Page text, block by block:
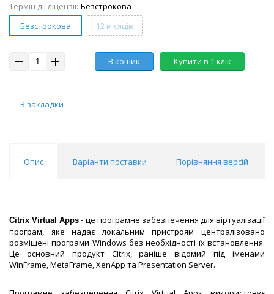
Термін дії ліцензії: Безстрокова
Безстрокова
12 місяців
В кошик Купити в 1 клік
В закладки
Опис Варіанти поставки Порівняння версій
Citrix Virtual Apps - це програмне забезпечення для віртуалізації
програм, яке надає локальним пристроям централізовано
розміщені програми Windows без необхідності їх встановлення.
Це основний продукт Citrix, раніше відомий під іменами
WinFrame, MetaFrame, XenApp та Presentation Server.